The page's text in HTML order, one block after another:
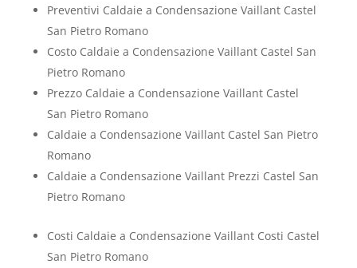
Preventivi Caldaie a Condensazione Vaillant Castel
San Pietro Romano
Costo Caldaie a Condensazione Vaillant Castel San
Pietro Romano
Prezzo Caldaie a Condensazione Vaillant Castel
San Pietro Romano
Caldaie a Condensazione Vaillant Castel San Pietro
Romano
Caldaie a Condensazione Vaillant Prezzi Castel San
Pietro Romano
Costi Caldaie a Condensazione Vaillant Costi Castel
San Pietro Romano